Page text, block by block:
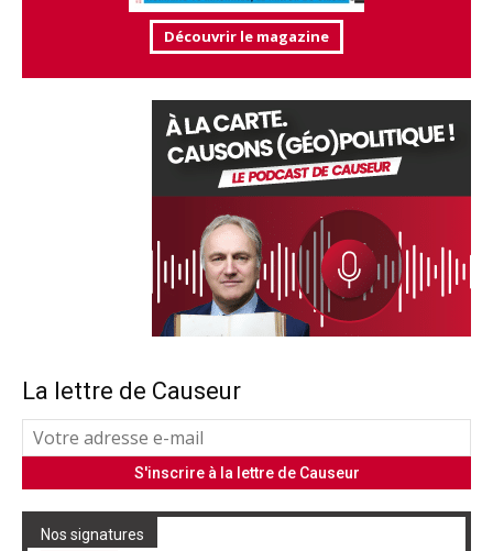
Découvrir le magazine
La lettre de Causeur
Nos signatures